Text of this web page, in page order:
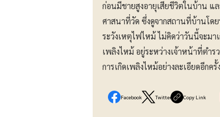
ก่อนมีชายสูงอายุเสียชีวิตในบ้าน แ
ศาสนาที่วัด ซึ่งดูจากสถานที่บ้านโด
ระวังเหตุไฟไหม้ ไม่คิดว่าวันนี้จะมา
เพลิงไหม้ อยู่ระหว่างเจ้าหน้าที่ตำ
การเกิดเพลิงไหม้อย่างละเอียดอีกครั้
Facebook Twitter Copy Link